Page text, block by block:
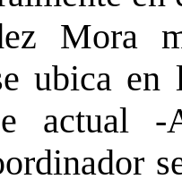
Mora
ubica en
actual